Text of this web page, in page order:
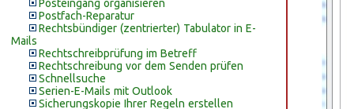
Posteingang organisieren
Postfach-Reparatur
Rechtsbündiger (zentrierter) Tabulator in E-
Mails
Rechtschreibprüfung im Betreff
Rechtschreibung vor dem Senden prüfen
Schnellsuche
Serien-E-Mails mit Outlook
Sicherungskopie Ihrer Regeln erstellen